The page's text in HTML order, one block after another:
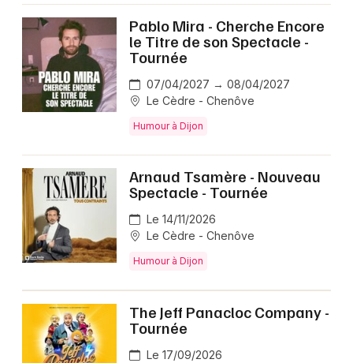
Pablo Mira - Cherche Encore
le Titre de son Spectacle -
Tournée
07/04/2027 → 08/04/2027
Le Cèdre - Chenôve
Humour à Dijon
Arnaud Tsamère - Nouveau
Spectacle - Tournée
Le 14/11/2026
Le Cèdre - Chenôve
Humour à Dijon
The Jeff Panacloc Company -
Tournée
Le 17/09/2026